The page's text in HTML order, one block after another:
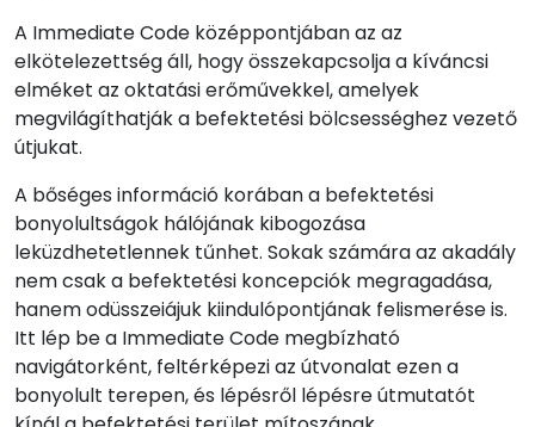
A Immediate Code középpontjában az az
elkötelezettség áll, hogy összekapcsolja a kíváncsi
elméket az oktatási erőművekkel, amelyek
megvilágíthatják a befektetési bölcsességhez vezető
útjukat.
A bőséges információ korában a befektetési
bonyolultságok hálójának kibogozása
leküzdhetetlennek tűnhet. Sokak számára az akadály
nem csak a befektetési koncepciók megragadása,
hanem odüsszeiájuk kiindulópontjának felismerése is.
Itt lép be a Immediate Code megbízható
navigátorként, feltérképezi az útvonalat ezen a
bonyolult terepen, és lépésről lépésre útmutatót